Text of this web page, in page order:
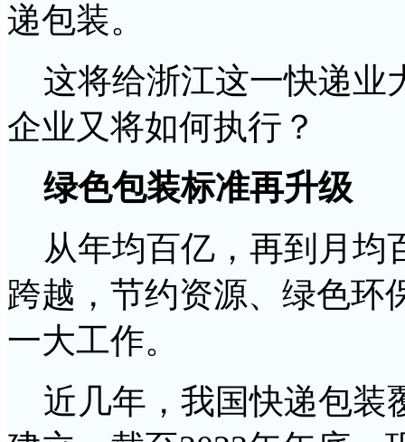
递包装。
这将给浙江这一快递业
企业又将如何执行？
绿色包装标准再升级
从年均百亿，再到月均
跨越，节约资源、绿色环
一大工作。
近几年，我国快递包装